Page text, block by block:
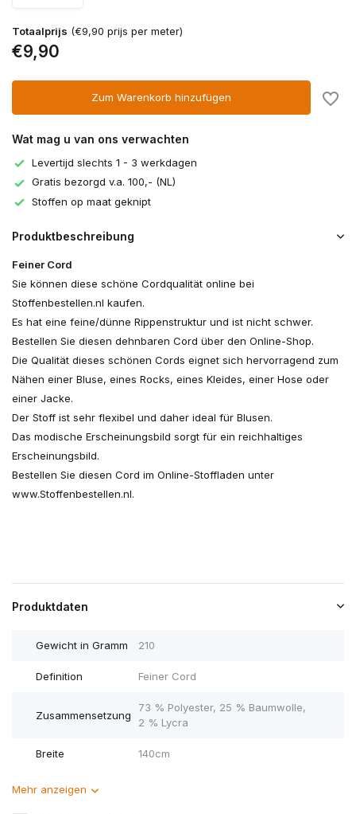
Totaalprijs (€9,90 prijs per meter)
€9,90
Zum Warenkorb hinzufügen
Wat mag u van ons verwachten
Levertijd slechts 1 - 3 werkdagen
Gratis bezorgd v.a. 100,- (NL)
Stoffen op maat geknipt
Produktbeschreibung
Feiner Cord
Sie können diese schöne Cordqualität online bei
Stoffenbestellen.nl kaufen.
Es hat eine feine/dünne Rippenstruktur und ist nicht schwer.
Bestellen Sie diesen dehnbaren Cord über den Online-Shop.
Die Qualität dieses schönen Cords eignet sich hervorragend zum
Nähen einer Bluse, eines Rocks, eines Kleides, einer Hose oder
einer Jacke.
Der Stoff ist sehr flexibel und daher ideal für Blusen.
Das modische Erscheinungsbild sorgt für ein reichhaltiges
Erscheinungsbild.
Bestellen Sie diesen Cord im Online-Stoffladen unter
www.Stoffenbestellen.nl.
Produktdaten
Gewicht in Gramm 210
Definition Feiner Cord
Zusammensetzung
73 % Polyester, 25 % Baumwolle,
2 % Lycra
Breite 140cm
Mehr anzeigen